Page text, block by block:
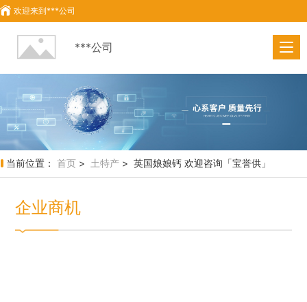
欢迎来到***公司
***公司
当前位置： 首页 > 土特产 > 英国娘娘钙 欢迎咨询「宝誉供」
企业商机